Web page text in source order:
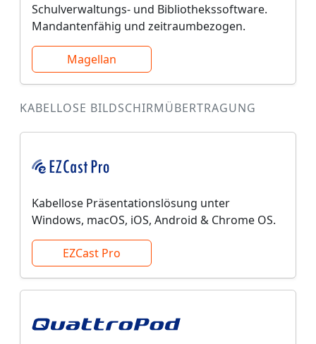
Schulverwaltungs- und Bibliothekssoftware.
Mandantenfähig und zeitraumbezogen.
Magellan
KABELLOSE BILDSCHIRMÜBERTRAGUNG
Kabellose Präsentationslösung unter
Windows, macOS, iOS, Android & Chrome OS.
EZCast Pro